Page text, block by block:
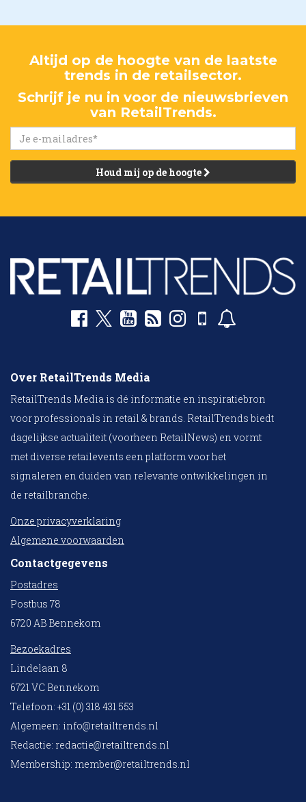
Altijd op de hoogte van de laatste
trends in de retailsector.
Schrijf je nu in voor de nieuwsbrieven
van RetailTrends.
Houd mij op de hoogte
Over RetailTrends Media
RetailTrends Media is dé informatie en inspiratiebron
voor professionals in retail & brands. RetailTrends biedt
dagelijkse actualiteit (voorheen RetailNews) en vormt
met diverse retailevents een platform voor het
signaleren en duiden van relevante ontwikkelingen in
de retailbranche.
Onze privacyverklaring
Algemene voorwaarden
Contactgegevens
Postadres
Postbus 78
6720 AB Bennekom
Bezoekadres
Lindelaan 8
6721 VC Bennekom
Telefoon: +31 (0) 318 431 553
Algemeen: info@retailtrends.nl
Redactie: redactie@retailtrends.nl
Membership: member@retailtrends.nl